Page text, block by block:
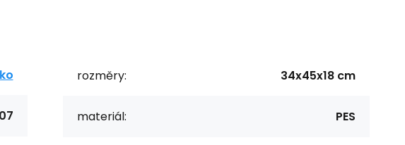
rozměry: 34x45x18 cm
materiál: PES